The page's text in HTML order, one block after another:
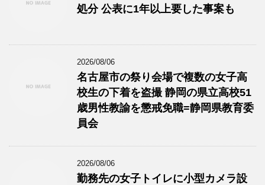
処分 公表に1年以上要した事案も
2026/08/06
名古屋市の祭り会場で複数の女子高
校生の下着を盗撮 静岡の県立高校51
歳男性教諭を懲戒免職=静岡県教育委
員会
2026/08/06
勤務先の女子トイレに小型カメラ設